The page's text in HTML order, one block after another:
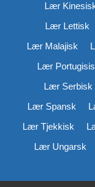
Lær
Lær Lettisk
Lær Malajisk
Lær
Lær Serbisk
Lær Spansk
Lær Tjekkisk
Lær Ungarsk